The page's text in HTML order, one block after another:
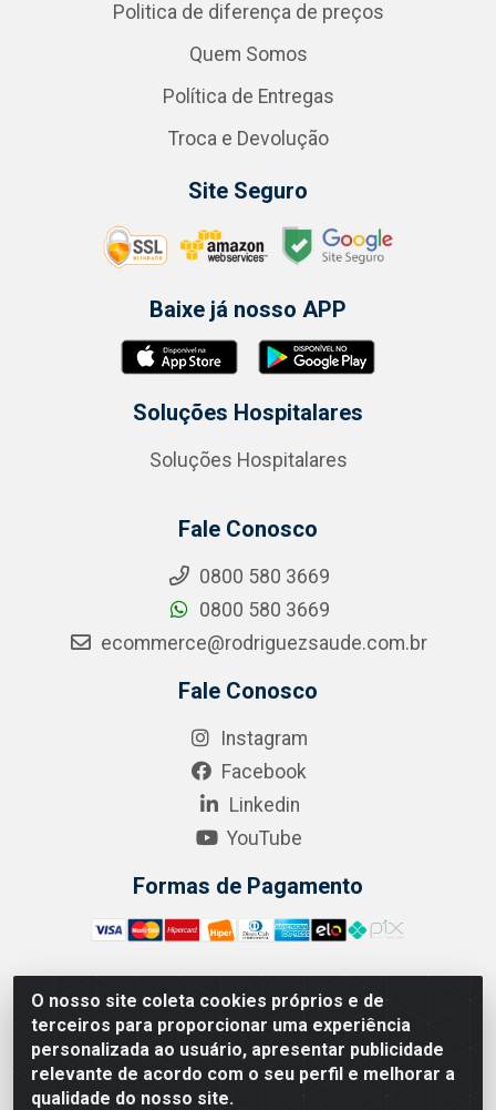
O nosso site coleta cookies próprios e de
terceiros para proporcionar uma experiência
personalizada ao usuário, apresentar publicidade
relevante de acordo com o seu perfil e melhorar a
qualidade do nosso site.
Politica de diferença de preços
Quem Somos
Política de Entregas
Troca e Devolução
Site Seguro
Baixe já nosso APP
Soluções Hospitalares
Soluções Hospitalares
Fale Conosco
0800 580 3669
0800 580 3669
ecommerce@rodriguezsaude.com.br
Fale Conosco
Instagram
Facebook
Linkedin
YouTube
Formas de Pagamento
A.R. RODRIGUEZ SOLUÇÕES EM SAÚDE - Endereço Av.
Joaquim Nabuco, 2235 - Centro, Manaus - AM, CEP
69020-031 - CNPJ 04.562.591/0001-41